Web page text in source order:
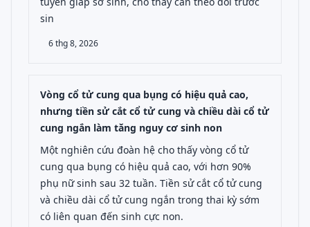
sin
6 thg 8, 2026
Vòng cổ tử cung qua bụng có hiệu quả cao,
nhưng tiền sử cắt cổ tử cung và chiều dài cổ tử
cung ngắn làm tăng nguy cơ sinh non
Một nghiên cứu đoàn hệ cho thấy vòng cổ tử
cung qua bụng có hiệu quả cao, với hơn 90%
phụ nữ sinh sau 32 tuần. Tiền sử cắt cổ tử cung
và chiều dài cổ tử cung ngắn trong thai kỳ sớm
có liên quan đến sinh cực non.